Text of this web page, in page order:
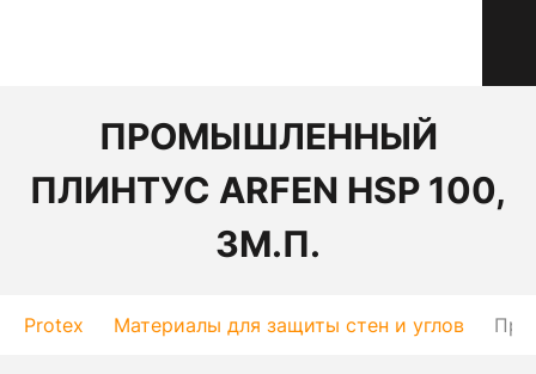
ПРОМЫШЛЕННЫЙ
ПЛИНТУС ARFEN HSP 100,
3М.П.
Protex Материалы для защиты стен и углов